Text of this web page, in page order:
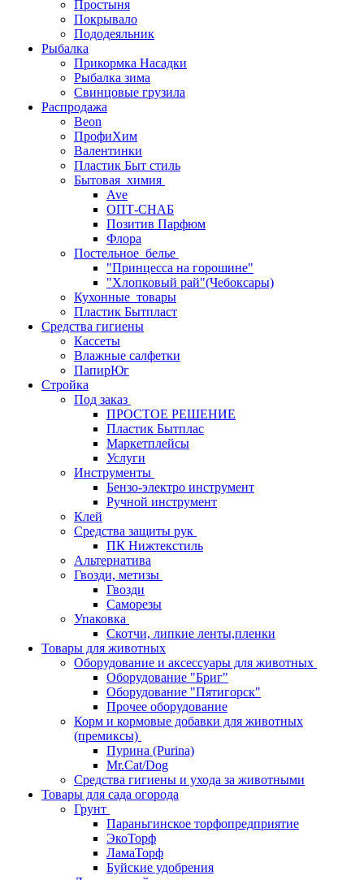
Простыня
Покрывало
Пододеяльник
Рыбалка
Прикормка Насадки
Рыбалка зима
Свинцовые грузила
Распродажа
Beon
ПрофиХим
Валентинки
Пластик Быт стиль
Бытовая_химия
Ave
ОПТ-СНАБ
Позитив Парфюм
Флора
Постельное_белье
"Принцесса на горошине"
"Хлопковый рай"(Чебоксары)
Кухонные_товары
Пластик Бытпласт
Средства гигиены
Кассеты
Влажные салфетки
ПапирЮг
Стройка
Под заказ
ПРОСТОЕ РЕШЕНИЕ
Пластик Бытплас
Маркетплейсы
Услуги
Инструменты
Бензо-электро инструмент
Ручной инструмент
Клей
Средства защиты рук
ПК Нижтекстиль
Альтернатива
Гвозди, метизы
Гвозди
Саморезы
Упаковка
Скотчи, липкие ленты,пленки
Товары для животных
Оборудование и аксессуары для животных
Оборудование "Бриг"
Оборудование "Пятигорск"
Прочее оборудование
Корм и кормовые добавки для животных
(премиксы)
Пурина (Purina)
Mr.Cat/Dog
Средства гигиены и ухода за животными
Товары для сада огорода
Грунт
Параньгинское торфопредприятие
ЭкоТорф
ЛамаТорф
Буйские удобрения